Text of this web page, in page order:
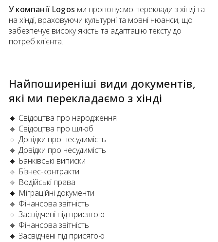
У компанії Logos ми пропонуємо переклади з хінді та
на хінді, враховуючи культурні та мовні нюанси, що
забезпечує високу якість та адаптацію тексту до
потреб клієнта.
Найпоширеніші види документів,
які ми перекладаємо з хінді
🔹 Свідоцтва про народження
🔹 Свідоцтва про шлюб
🔹 Довідки про несудимість
🔹 Довідки про несудимість
🔹 Банківські виписки
🔹 Бізнес-контракти
🔹 Водійські права
🔹 Міграційні документи
🔹 Фінансова звітність
🔹 Засвідчені під присягою
🔹 Фінансова звітність
🔹 Засвідчені під присягою